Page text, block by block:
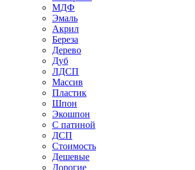
МДФ
Эмаль
Акрил
Береза
Дерево
Дуб
ЛДСП
Массив
Пластик
Шпон
Экошпон
С патиной
ДСП
Стоимость
Дешевые
Дорогие